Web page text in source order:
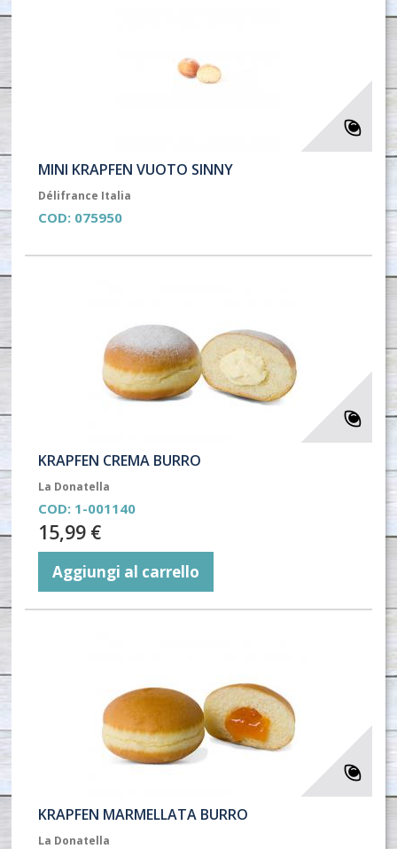
MINI KRAPFEN VUOTO SINNY
Délifrance Italia
COD: 075950
KRAPFEN CREMA BURRO
La Donatella
COD: 1-001140
15,99 €
Aggiungi al carrello
KRAPFEN MARMELLATA BURRO
La Donatella